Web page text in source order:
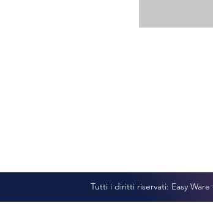
Tutti i diritti riservati: Easy Ware